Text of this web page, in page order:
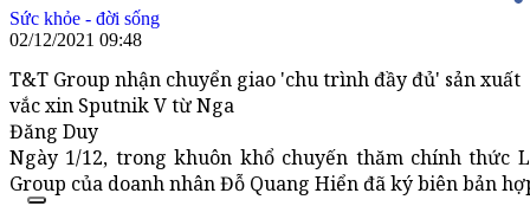
Sức khỏe - đời sống
02/12/2021 09:48
T&T Group nhận chuyển giao 'chu trình đầy đủ' sản xuất
vắc xin Sputnik V từ Nga
Đăng Duy
Ngày 1/12, trong khuôn khổ chuyến thăm chính thức
Group của doanh nhân Đỗ Quang Hiển đã ký biên bản